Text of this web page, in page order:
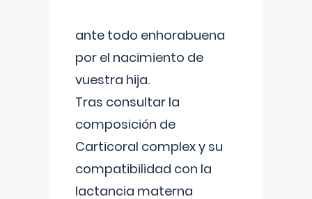
ante todo enhorabuena
por el nacimiento de
vuestra hija.
Tras consultar la
composición de
Carticoral complex y su
compatibilidad con la
lactancia materna